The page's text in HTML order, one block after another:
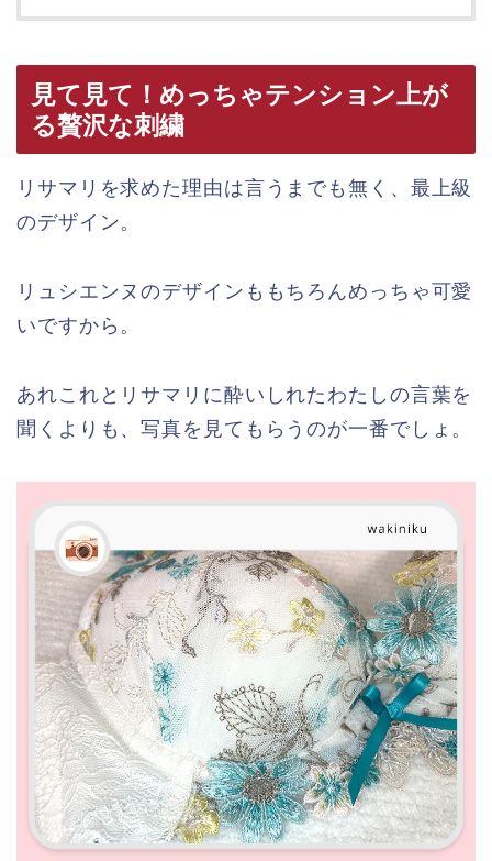
見て見て！めっちゃテンション上が
る贅沢な刺繍
リサマリを求めた理由は言うまでも無く、最上級
のデザイン。
リュシエンヌのデザインももちろんめっちゃ可愛
いですから。
あれこれとリサマリに酔いしれたわたしの言葉を
聞くよりも、写真を見てもらうのが一番でしょ。